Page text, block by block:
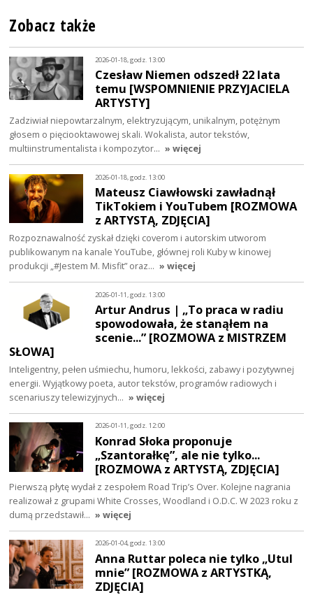
Zobacz także
2026-01-18, godz. 13:00
Czesław Niemen odszedł 22 lata
temu [WSPOMNIENIE PRZYJACIELA
ARTYSTY]
Zadziwiał niepowtarzalnym, elektryzującym, unikalnym, potężnym
głosem o pięciooktawowej skali. Wokalista, autor tekstów,
multiinstrumentalista i kompozytor… » więcej
2026-01-18, godz. 13:00
Mateusz Ciawłowski zawładnął
TikTokiem i YouTubem [ROZMOWA
z ARTYSTĄ, ZDJĘCIA]
Rozpoznawalność zyskał dzięki coverom i autorskim utworom
publikowanym na kanale YouTube, głównej roli Kuby w kinowej
produkcji „#Jestem M. Misfit” oraz… » więcej
2026-01-11, godz. 13:00
Artur Andrus | „To praca w radiu
spowodowała, że stanąłem na
scenie...” [ROZMOWA z MISTRZEM
SŁOWA]
Inteligentny, pełen uśmiechu, humoru, lekkości, zabawy i pozytywnej
energii. Wyjątkowy poeta, autor tekstów, programów radiowych i
scenariuszy telewizyjnych… » więcej
2026-01-11, godz. 12:00
Konrad Słoka proponuje
„Szantorałkę”, ale nie tylko...
[ROZMOWA z ARTYSTĄ, ZDJĘCIA]
Pierwszą płytę wydał z zespołem Road Trip’s Over. Kolejne nagrania
realizował z grupami White Crosses, Woodland i O.D.C. W 2023 roku z
dumą przedstawił… » więcej
2026-01-04, godz. 13:00
Anna Ruttar poleca nie tylko „Utul
mnie” [ROZMOWA z ARTYSTKĄ,
ZDJĘCIA]